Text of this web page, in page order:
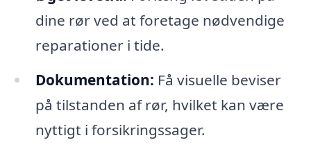
dine rør ved at foretage nødvendige
reparationer i tide.
Dokumentation: Få visuelle beviser
på tilstanden af rør, hvilket kan være
nyttigt i forsikringssager.